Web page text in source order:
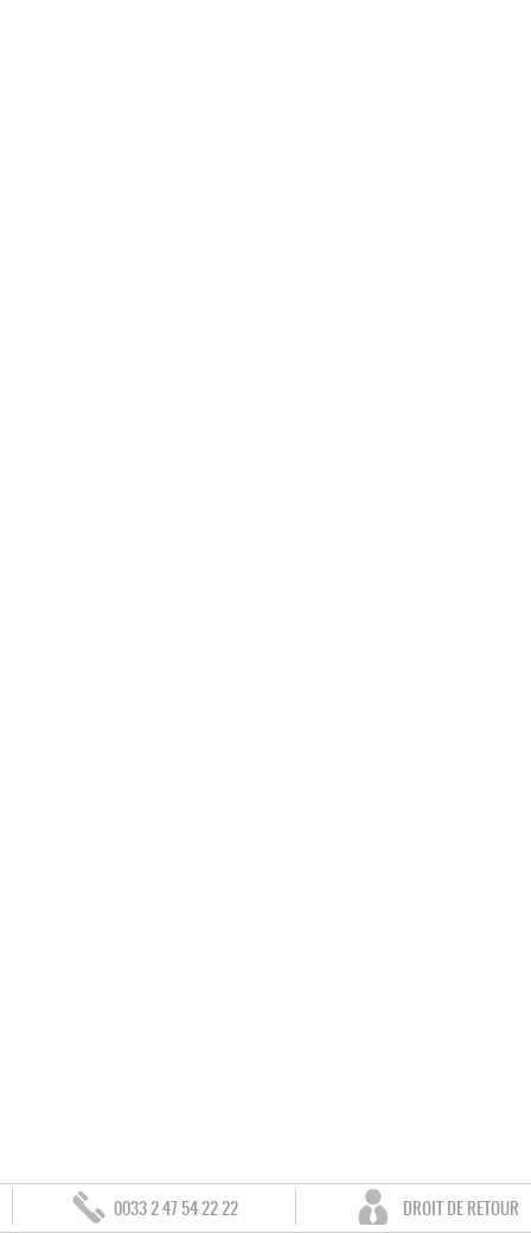
0033 2 47 54 22 22 DROIT DE RETOUR